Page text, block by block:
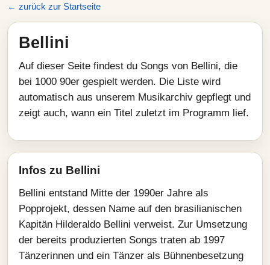
← zurück zur Startseite
Bellini
Auf dieser Seite findest du Songs von Bellini, die
bei 1000 90er gespielt werden. Die Liste wird
automatisch aus unserem Musikarchiv gepflegt und
zeigt auch, wann ein Titel zuletzt im Programm lief.
Infos zu Bellini
Bellini entstand Mitte der 1990er Jahre als
Popprojekt, dessen Name auf den brasilianischen
Kapitän Hilderaldo Bellini verweist. Zur Umsetzung
der bereits produzierten Songs traten ab 1997
Tänzerinnen und ein Tänzer als Bühnenbesetzung